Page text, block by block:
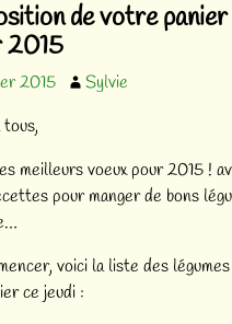
de votre
2015
2015
Sylvie
meilleurs voeux pour 2015 !
pour manger de bons
voici la liste des
ce jeudi :